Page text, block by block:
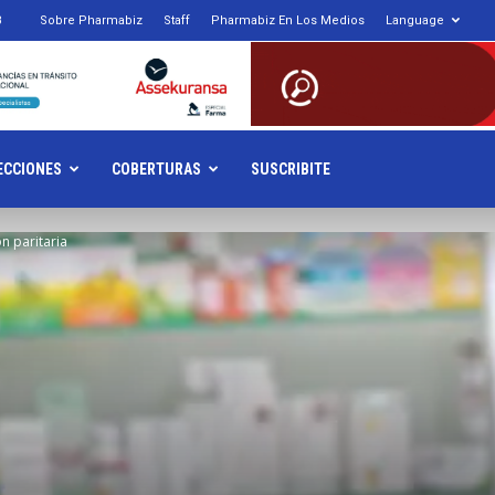
Sobre Pharmabiz Staff Pharmabiz En Los Medios Language
COBERTURAS SUSCRIBITE
paritaria